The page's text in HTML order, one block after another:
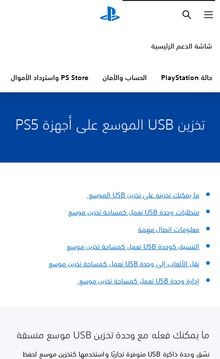
شاشة الدعم الرئيسية
حالة PlayStation الحساب والأمان PS Store واسترداد الأموال
تخزين USB الموسع على أجهزة PS5
ما يمكنك تخزينه على تخزين USB الموسع
متطلبات وحدة USB تعمل كمساحة تخزين موسع
معلومات اتصال مهمة
التنسيق كوحدة USB تعمل كمساحة تخزين موسع
نقل الألعاب إلى وحدة USB تعمل كمساحة تخزين موسع
إدارة وحدة USB تعمل كمساحة تخزين موسع
ما يمكنك فعله مع وحدة تخزين USB موسع منسقة
نسّق وحدة ذاكرة USB متوفرة تجاريًا واستخدمها كتخزين موسع لحفظ